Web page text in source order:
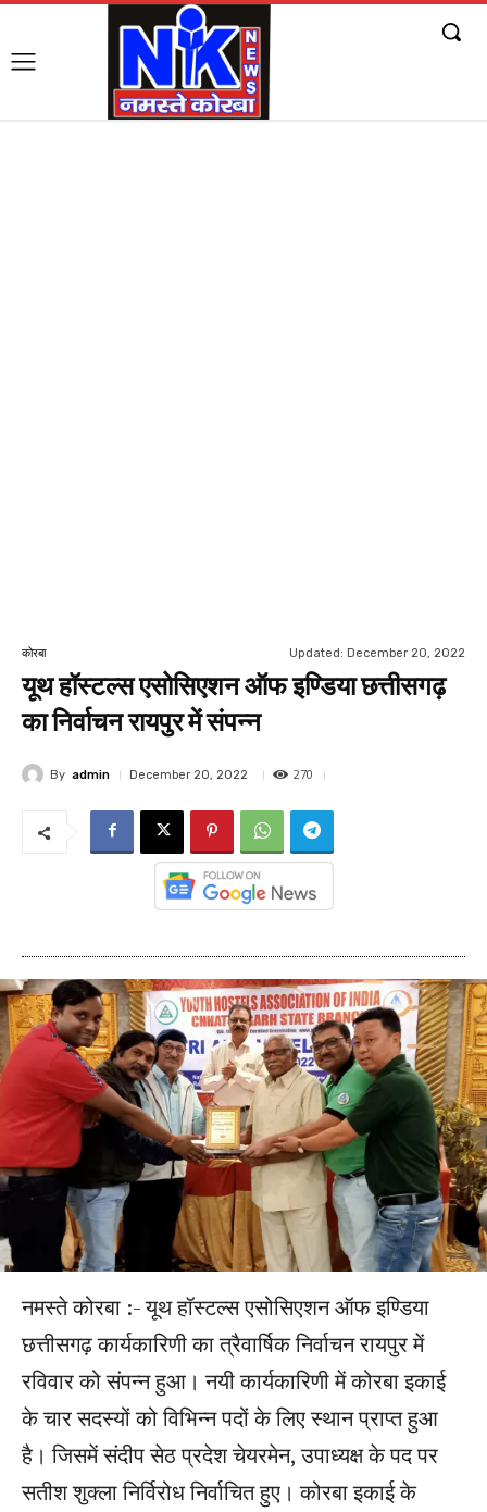
कोरबा Updated: December 20, 2022
यूथ हॉस्टल्स एसोसिएशन ऑफ इण्डिया छत्तीसगढ़
का निर्वाचन रायपुर में संपन्न
By admin December 20, 2022 270
नमस्ते कोरबा :- यूथ हॉस्टल्स एसोसिएशन ऑफ इण्डिया
छत्तीसगढ़ कार्यकारिणी का त्रैवार्षिक निर्वाचन रायपुर में
रविवार को संपन्न हुआ। नयी कार्यकारिणी में कोरबा इकाई
के चार सदस्यों को विभिन्न पदों के लिए स्थान प्राप्त हुआ
है। जिसमें संदीप सेठ प्रदेश चेयरमेन, उपाध्यक्ष के पद पर
सतीश शुक्ला निर्विरोध निर्वाचित हुए। कोरबा इकाई के